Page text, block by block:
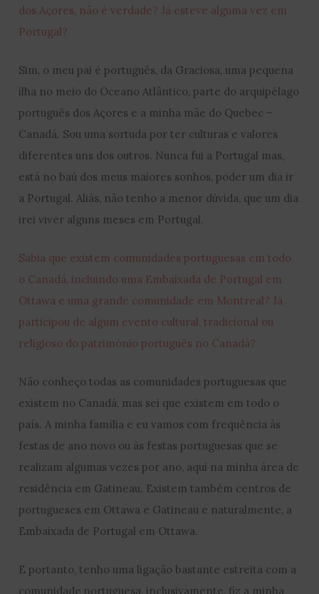
dos Açores, não é verdade? Já esteve alguma vez em
Portugal?
Sim, o meu pai é português, da Graciosa, uma pequena
ilha no meio do Oceano Atlântico, parte do arquipélago
português dos Açores e a minha mãe do Quebec –
Canadá. Sou uma sortuda por ter culturas e valores
diferentes uns dos outros. Nunca fui a Portugal mas,
está no baú dos meus maiores sonhos, poder um dia ir
a Portugal. Aliás, não tenho a menor dúvida, que um dia
irei viver alguns meses em Portugal.
Sabia que existem comunidades portuguesas em todo
o Canadá, incluindo uma Embaixada de Portugal em
Ottawa e uma grande comunidade em Montreal? Já
participou de algum evento cultural, tradicional ou
religioso do património português no Canadá?
Não conheço todas as comunidades portuguesas que
existem no Canadá, mas sei que existem em todo o
país. A minha família e eu vamos com frequência às
festas de ano novo ou às festas portuguesas que se
realizam algumas vezes por ano, aqui na minha área de
residência em Gatineau. Existem também centros de
portugueses em Ottawa e Gatineau e naturalmente, a
Embaixada de Portugal em Ottawa.
E portanto, tenho uma ligação bastante estreita com a
comunidade portuguesa, inclusivamente, fiz a minha